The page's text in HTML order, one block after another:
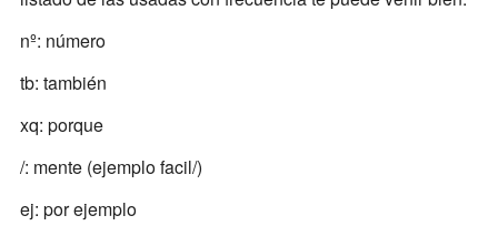
nº: número
tb: también
xq: porque
/: mente (ejemplo facil/)
ej: por ejemplo